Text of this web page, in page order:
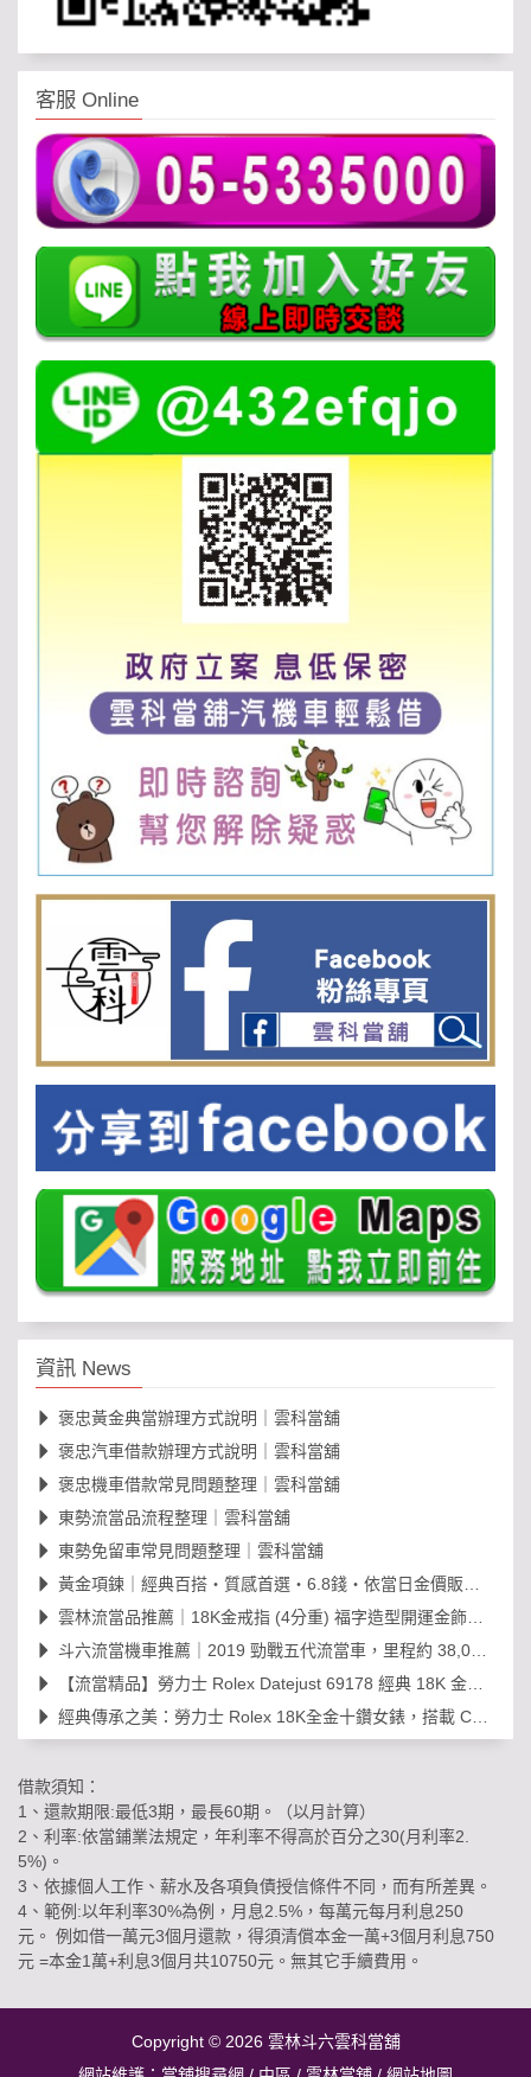
客服 Online
資訊 News
褒忠黃金典當辦理方式說明｜雲科當舖
褒忠汽車借款辦理方式說明｜雲科當舖
褒忠機車借款常見問題整理｜雲科當舖
東勢流當品流程整理｜雲科當舖
東勢免留車常見問題整理｜雲科當舖
黃金項鍊｜經典百搭・質感首選・6.8錢・依當日金價販售，免工錢更划算
雲林流當品推薦｜18K金戒指 (4分重) 福字造型開運金飾，日常百搭超值選！
斗六流當機車推薦｜2019 勁戰五代流當車，里程約 38,000km，可現場賞車議價
【流當精品】勞力士 Rolex Datejust 69178 經典 18K 金鑽石女錶｜原裝 203
經典傳承之美：勞力士 Rolex 18K全金十鑽女錶，搭載 Cal. 2030 機芯的黃金年代
借款須知：
1、還款期限:最低3期，最長60期。（以月計算）
2、利率:依當鋪業法規定，年利率不得高於百分之30(月利率2.
5%)。
3、依據個人工作、薪水及各項負債授信條件不同，而有所差異。
4、範例:以年利率30%為例，月息2.5%，每萬元每月利息250
元。 例如借一萬元3個月還款，得須清償本金一萬+3個月利息750
元 =本金1萬+利息3個月共10750元。無其它手續費用。
Copyright © 2026 雲林斗六雲科當舖